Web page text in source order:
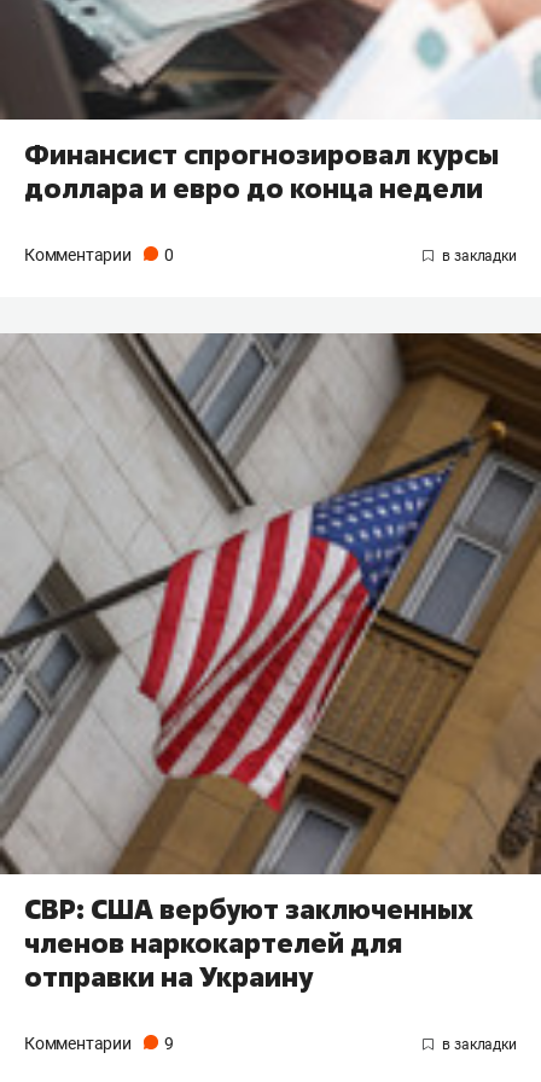
Финансист спрогнозировал курсы
доллара и евро до конца недели
Комментарии 0
СВР: США вербуют заключенных
членов наркокартелей для
отправки на Украину
Комментарии 9